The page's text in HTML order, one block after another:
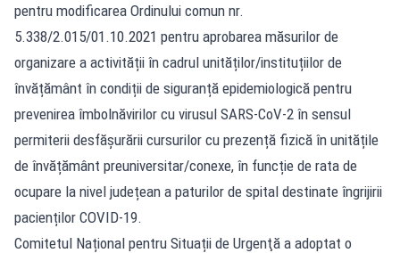
pentru modificarea Ordinului comun nr.
5.338/2.015/01.10.2021 pentru aprobarea măsurilor de
organizare a activității în cadrul unităților/instituțiilor de
învățământ în condiții de siguranță epidemiologică pentru
prevenirea îmbolnăvirilor cu virusul SARS-CoV-2 în sensul
permiterii desfășurării cursurilor cu prezență fizică în unitățile
de învățământ preuniversitar/conexe, în funcție de rata de
ocupare la nivel județean a paturilor de spital destinate îngrijirii
pacienților COVID-19.
Comitetul Național pentru Situații de Urgenţă a adoptat o